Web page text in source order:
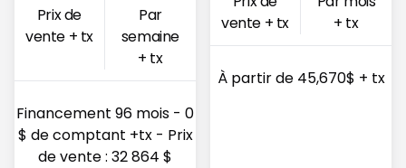
Prix de
vente + tx
Par
semaine
+ tx
Financement 96 mois - 0
$ de comptant +tx - Prix
de vente : 32 864 $
vente + tx
+ tx
À partir de 45,670$ + tx